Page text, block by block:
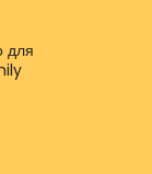
для